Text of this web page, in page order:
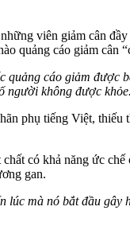
viên giảm cân
quảng cáo giảm cân
quảng cáo giảm được
người không được
phụ tiếng Việt,
có khả năng ức
gan.
mà nó bắt đầu